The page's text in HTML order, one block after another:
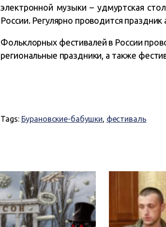
электронной музыки – удмуртская
России. Регулярно проводится
Фольклорных фестивалей в России
региональные праздники, а также
Tags: Бурановские-бабушки, фестиваль